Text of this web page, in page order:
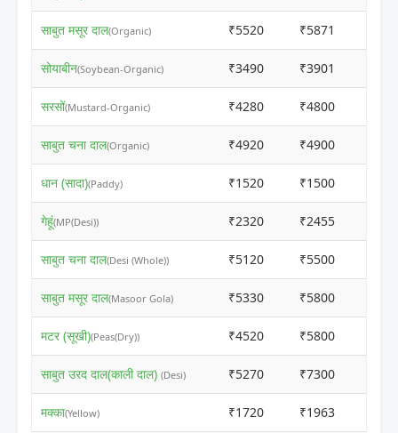
साबुत मसूर दाल(Organic) ₹5520 ₹5871
सोयाबीन(Soybean-Organic) ₹3490 ₹3901
सरसों(Mustard-Organic) ₹4280 ₹4800
साबुत चना दाल(Organic) ₹4920 ₹4900
धान (सादा)(Paddy) ₹1520 ₹1500
गेहूं(MP(Desi)) ₹2320 ₹2455
साबुत चना दाल(Desi (Whole)) ₹5120 ₹5500
साबुत मसूर दाल(Masoor Gola) ₹5330 ₹5800
मटर (सूखी)(Peas(Dry)) ₹4520 ₹5800
साबुत उरद दाल(काली दाल) (Desi) ₹5270 ₹7300
मक्का(Yellow) ₹1720 ₹1963